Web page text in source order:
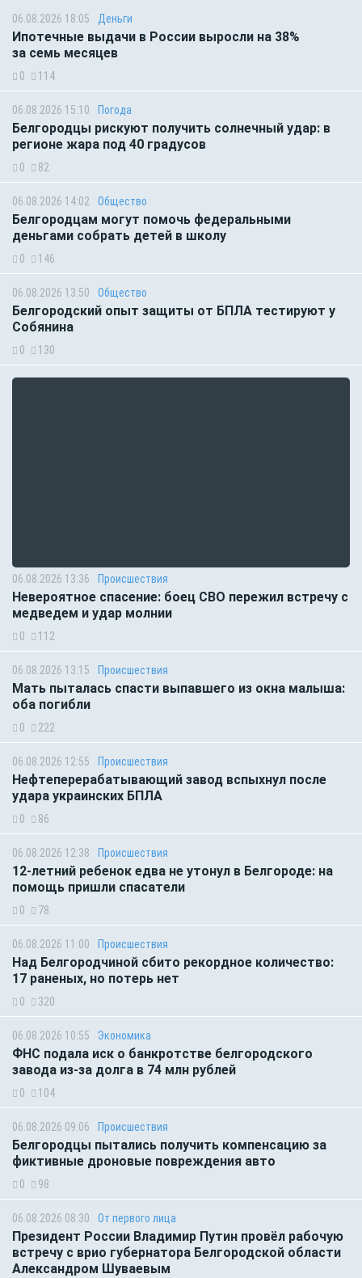
06.08.2026 18:05 Деньги
Ипотечные выдачи в России выросли на 38%
за семь месяцев
0 114
06.08.2026 15:10 Погода
Белгородцы рискуют получить солнечный удар: в
регионе жара под 40 градусов
0 82
06.08.2026 14:02 Общество
Белгородцам могут помочь федеральными
деньгами собрать детей в школу
0 146
06.08.2026 13:50 Общество
Белгородский опыт защиты от БПЛА тестируют у
Собянина
0 130
06.08.2026 13:36 Происшествия
Невероятное спасение: боец СВО пережил встречу с
медведем и удар молнии
0 112
06.08.2026 13:15 Происшествия
Мать пыталась спасти выпавшего из окна малыша:
оба погибли
0 222
06.08.2026 12:55 Происшествия
Нефтеперерабатывающий завод вспыхнул после
удара украинских БПЛА
0 86
06.08.2026 12:38 Происшествия
12-летний ребенок едва не утонул в Белгороде: на
помощь пришли спасатели
0 78
06.08.2026 11:00 Происшествия
Над Белгородчиной сбито рекордное количество:
17 раненых, но потерь нет
0 320
06.08.2026 10:55 Экономика
ФНС подала иск о банкротстве белгородского
завода из-за долга в 74 млн рублей
0 104
06.08.2026 09:06 Происшествия
Белгородцы пытались получить компенсацию за
фиктивные дроновые повреждения авто
0 98
06.08.2026 08:30 От первого лица
Президент России Владимир Путин провёл рабочую
встречу с врио губернатора Белгородской области
Александром Шуваевым